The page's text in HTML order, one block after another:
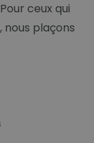
ceux qui
plaçons